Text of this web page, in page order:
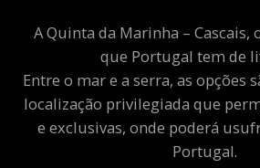
A Quinta da Marinha –
que Portugal tem de
Entre o mar e a serra, as opções
localização privilegiada que
e exclusivas, onde poderá
Portugal.